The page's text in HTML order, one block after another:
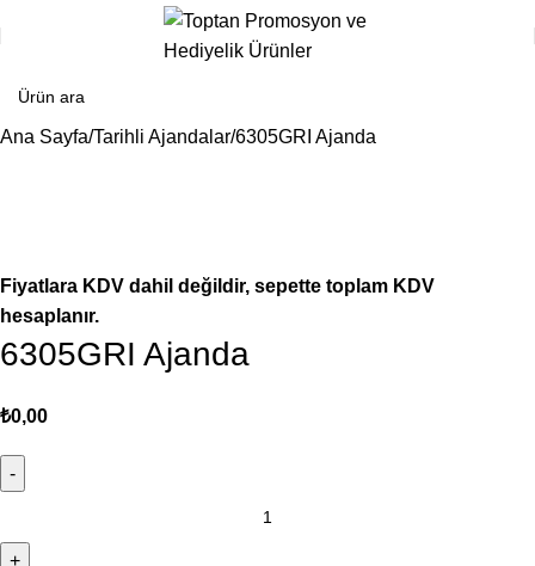
Ana Sayfa Tarihli Ajandalar 6305GRI Ajanda
Fiyatlara KDV dahil değildir, sepette toplam KDV
hesaplanır.
6305GRI Ajanda
₺0,00